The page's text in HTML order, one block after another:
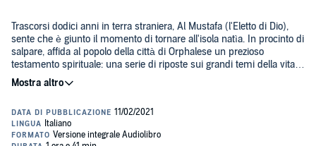
Trascorsi dodici anni in terra straniera, Al Mustafa (l'Eletto di Dio),
sente che è giunto il momento di tornare all'isola natìa. In procinto di
salpare, affida al popolo della città di Orphalese un prezioso
testamento spirituale: una serie di riposte sui grandi temi della vita e
della morte, dell'amore e della fede, del bene e del male.
favore di pubblico. Soprattutto i giovani vedono in Gibran un maestro
di saggezza. A distanza di tanti anni l'interesse per il capolavoro del
poeta libanese è rimasto immutato.